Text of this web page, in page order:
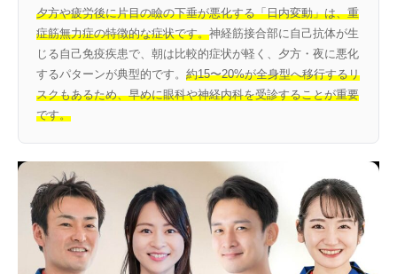
夕方や疲労後に片目の瞼の下垂が悪化する「日内変動」は、重
症筋無力症の特徴的な症状です。神経筋接合部に自己抗体が生
じる自己免疫疾患で、朝は比較的症状が軽く、夕方・夜に悪化
するパターンが典型的です。 約15〜20%が全身型へ移行するリ
スクもあるため、早めに眼科や神経内科を受診することが重要
です。